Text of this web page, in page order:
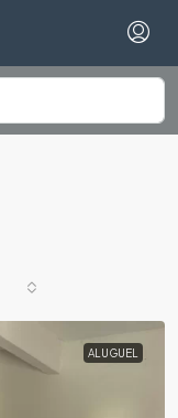
ALUGUEL